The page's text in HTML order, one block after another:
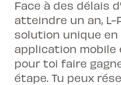
Face à des délais
atteindre un an,
solution unique en
application mobile
pour toi faire
étape. Tu peux